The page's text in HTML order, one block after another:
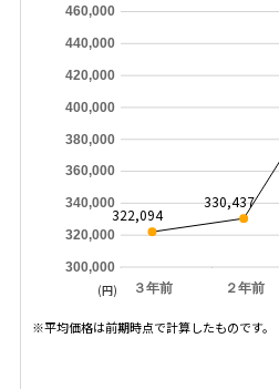
３年前 ２年前
300,000
320,000
340,000
360,000
380,000
400,000
420,000
440,000
460,000
322,094
330,437
(円)
※平均価格は前期時点で計算したものです。